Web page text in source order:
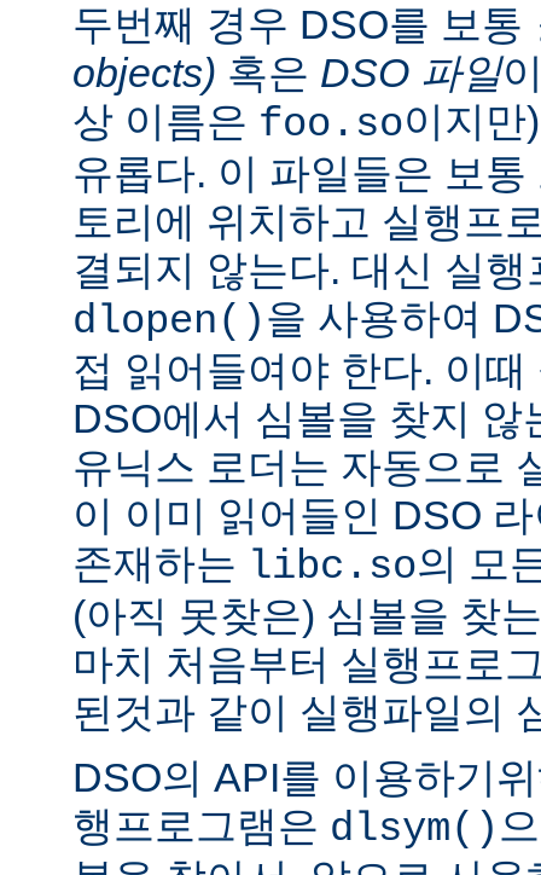
두번째 경우 DSO를 보통
objects) 혹은 DSO 파일
상 이름은 foo.so이지만
유롭다. 이 파일들은 보
토리에 위치하고 실행프
결되지 않는다. 대신 실
dlopen()을 사용하여
접 읽어들여야 한다. 이
DSO에서 심볼을 찾지 않
유닉스 로더는 자동으로
이 이미 읽어들인 DSO
존재하는 libc.so의 모
(아직 못찾은) 심볼을 찾
마치 처음부터 실행프로
된것과 같이 실행파일의
DSO의 API를 이용하기
행프로그램은 dlsym()